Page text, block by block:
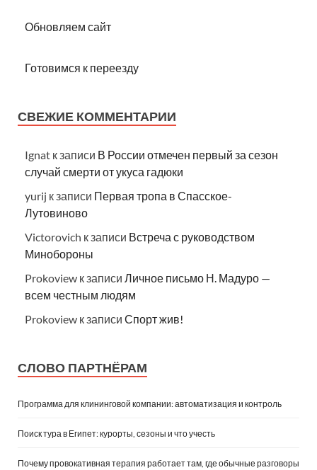
Обновляем сайт
Готовимся к переезду
СВЕЖИЕ КОММЕНТАРИИ
Ignat к записи В России отмечен первый за сезон
случай смерти от укуса гадюки
yurij к записи Первая тропа в Спасское-
Лутовиново
Victorovich к записи Встреча с руководством
Минобороны
Prokoview к записи Личное письмо Н. Мадуро —
всем честным людям
Prokoview к записи Спорт жив!
СЛОВО ПАРТНЁРАМ
Программа для клининговой компании: автоматизация и контроль
Поиск тура в Египет: курорты, сезоны и что учесть
Почему провокативная терапия работает там, где обычные разговоры